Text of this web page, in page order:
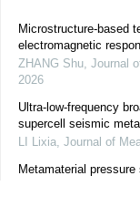
Microstructure-based
electromagnetic
ZHANG Shu, Journal
2026
Ultra-low-frequency
supercell seismic
LI Lixia, Journal of
Metamaterial